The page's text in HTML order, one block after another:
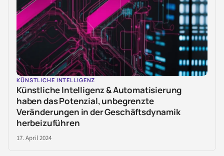
KÜNSTLICHE INTELLIGENZ
Künstliche Intelligenz & Automatisierung
haben das Potenzial, unbegrenzte
Veränderungen in der Geschäftsdynamik
herbeizuführen
17. April 2024